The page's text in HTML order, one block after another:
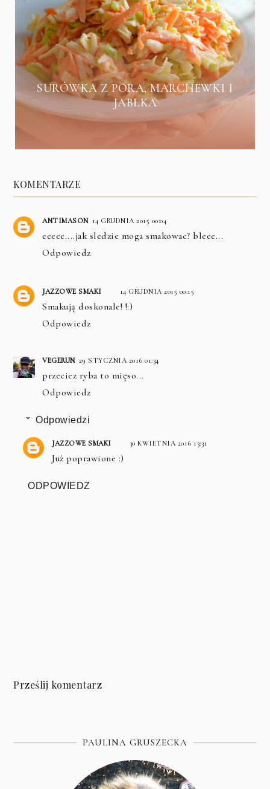
SURÓWKA Z PORA, MARCHEWKI I
JABŁKA
KOMENTARZE
ANTIMASON 14 GRUDNIA 2015 00:04
eeeee....jak sledzie moga smakowac? bleee...
Odpowiedz
JAZZOWE SMAKI 14 GRUDNIA 2015 00:15
Smakują doskonale! !:)
Odpowiedz
VEGERUN 29 STYCZNIA 2016 01:34
przeciez ryba to mięso...
Odpowiedz
Odpowiedzi
JAZZOWE SMAKI 30 KWIETNIA 2016 13:31
Już poprawione :)
ODPOWIEDZ
Prześlij komentarz
PAULINA GRUSZECKA